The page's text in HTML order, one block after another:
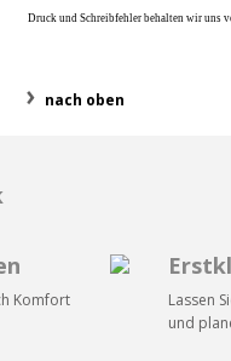
Druck und Schreibfehler behalten wir uns
nach oben
Komfort
Lassen
und